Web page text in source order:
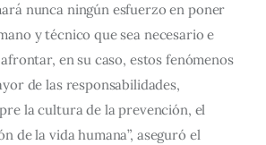
nunca ningún esfuerzo en poner
y técnico que sea necesario e
en su caso, estos fenómenos
de las responsabilidades,
la cultura de la prevención, el
de la vida humana”, aseguró el